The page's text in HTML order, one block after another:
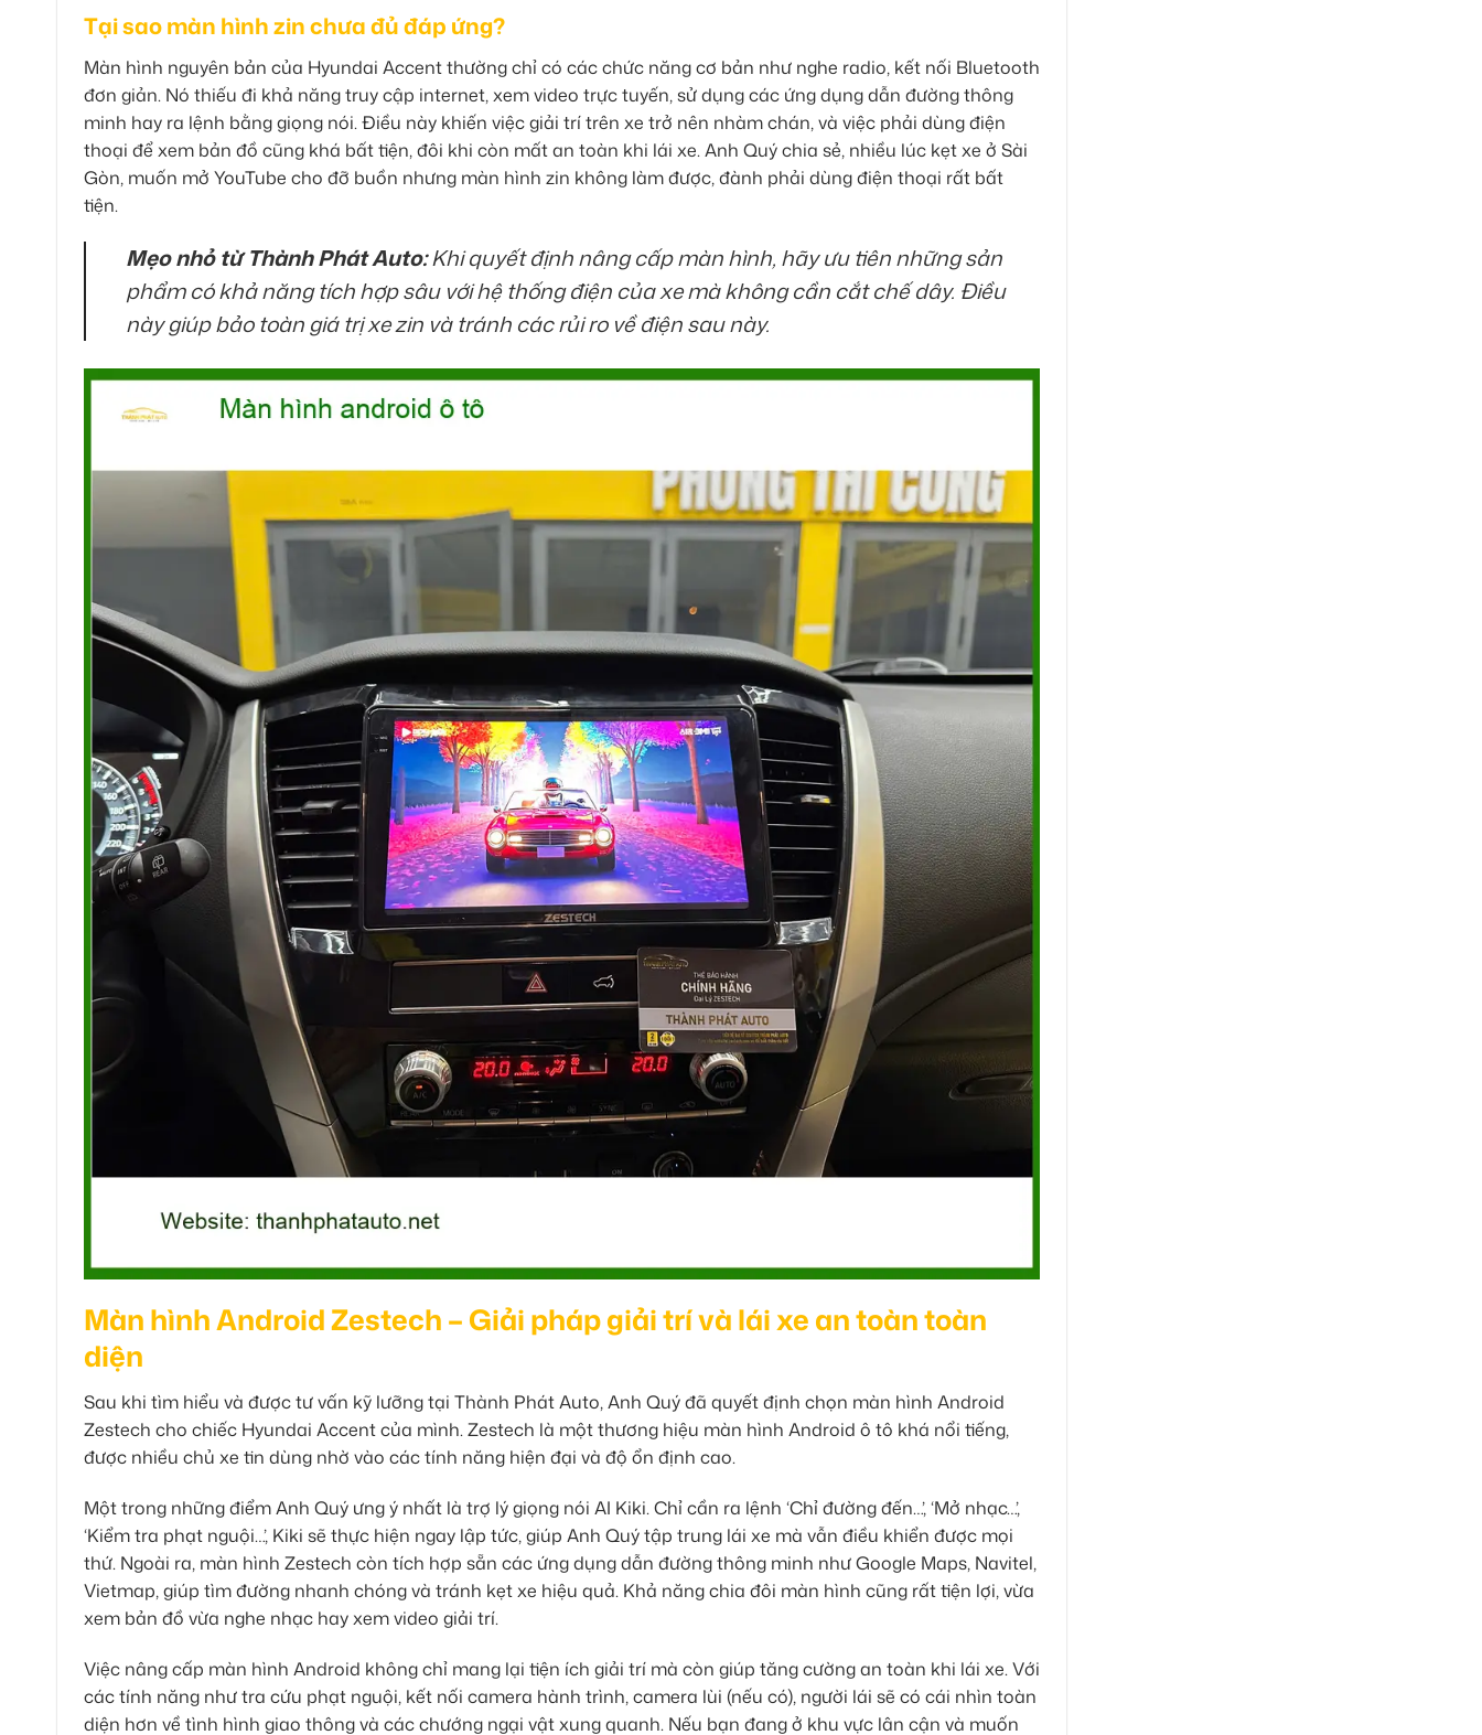
Tại sao màn hình zin chưa đủ đáp ứng?
Màn hình nguyên bản của Hyundai Accent thường chỉ có các chức năng cơ bản như nghe radio, kết nối Bluetooth
đơn giản. Nó thiếu đi khả năng truy cập internet, xem video trực tuyến, sử dụng các ứng dụng dẫn đường thông
minh hay ra lệnh bằng giọng nói. Điều này khiến việc giải trí trên xe trở nên nhàm chán, và việc phải dùng điện
thoại để xem bản đồ cũng khá bất tiện, đôi khi còn mất an toàn khi lái xe. Anh Quý chia sẻ, nhiều lúc kẹt xe ở Sài
Gòn, muốn mở YouTube cho đỡ buồn nhưng màn hình zin không làm được, đành phải dùng điện thoại rất bất
tiện.
Mẹo nhỏ từ Thành Phát Auto:Khi quyết định nâng cấp màn hình, hãy ưu tiên những sản
phẩm có khả năng tích hợp sâu với hệ thống điện của xe mà không cần cắt chế dây. Điều
này giúp bảo toàn giá trị xe zin và tránh các rủi ro về điện sau này.
Màn hình Android Zestech – Giải pháp giải trí và lái xe an toàn toàn
diện
Sau khi tìm hiểu và được tư vấn kỹ lưỡng tại Thành Phát Auto, Anh Quý đã quyết định chọn màn hình Android
Zestech cho chiếc Hyundai Accent của mình. Zestech là một thương hiệu màn hình Android ô tô khá nổi tiếng,
được nhiều chủ xe tin dùng nhờ vào các tính năng hiện đại và độ ổn định cao.
Một trong những điểm Anh Quý ưng ý nhất là trợ lý giọng nói AI Kiki. Chỉ cần ra lệnh ‘Chỉ đường đến…’, ‘Mở nhạc…’,
‘Kiểm tra phạt nguội…’, Kiki sẽ thực hiện ngay lập tức, giúp Anh Quý tập trung lái xe mà vẫn điều khiển được mọi
thứ. Ngoài ra, màn hình Zestech còn tích hợp sẵn các ứng dụng dẫn đường thông minh như Google Maps, Navitel,
Vietmap, giúp tìm đường nhanh chóng và tránh kẹt xe hiệu quả. Khả năng chia đôi màn hình cũng rất tiện lợi, vừa
xem bản đồ vừa nghe nhạc hay xem video giải trí.
Việc nâng cấp màn hình Android không chỉ mang lại tiện ích giải trí mà còn giúp tăng cường an toàn khi lái xe. Với
các tính năng như tra cứu phạt nguội, kết nối camera hành trình, camera lùi (nếu có), người lái sẽ có cái nhìn toàn
diện hơn về tình hình giao thông và các chướng ngại vật xung quanh. Nếu bạn đang ở khu vực lân cận và muốn